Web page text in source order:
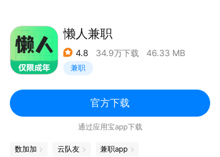
骑手快速成长，掌握必备技能和平台规则，提升新手期
体验；
师徒制活动：新骑手和老骑手可自主报名师徒制任务，
更快地熟悉配送知识和流程；
2、骑手官方微信：mtqishou
工厂普工：注塑工、冲压工、质检员、冲床工、CNC
数控等
仓库日结：贴标员、打包工、组装包装员、仓库分拣、
扫描装配、手工活理货员等
【平台优势】
【海量岗位】100万+岗位，千人千面推荐，比你更懂
【工种齐全】多行业多工种，全国覆盖，找活简单又轻
懒人兼职
4.8 34.9万下载 46.33 MB
兼职
官方下载
通过应用宝app下载
数加加 云队友 兼职app